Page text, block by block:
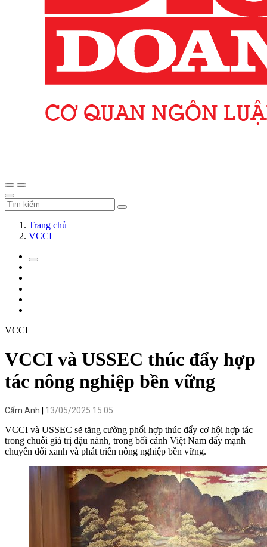
Trang chủ
VCCI
VCCI
VCCI và USSEC thúc đẩy hợp
tác nông nghiệp bền vững
Cẩm Anh 13/05/2025 15:05
VCCI và USSEC sẽ tăng cường phối hợp thúc đẩy cơ hội hợp tác
trong chuỗi giá trị đậu nành, trong bối cảnh Việt Nam đẩy mạnh
chuyển đổi xanh và phát triển nông nghiệp bền vững.